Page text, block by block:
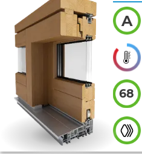
A
68